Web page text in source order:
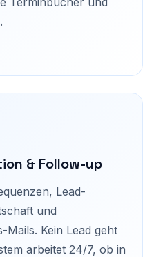
& Follow-up
Lead-
und
Mails. Kein Lead geht
arbeitet 24/7, ob in